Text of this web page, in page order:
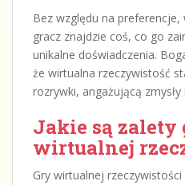
Bez względu na preferencje,
gracz znajdzie coś, co go
unikalne doświadczenia.
że wirtualna rzeczywistość
rozrywki, angażującą
Jakie są zalety
wirtualnej
Gry wirtualnej